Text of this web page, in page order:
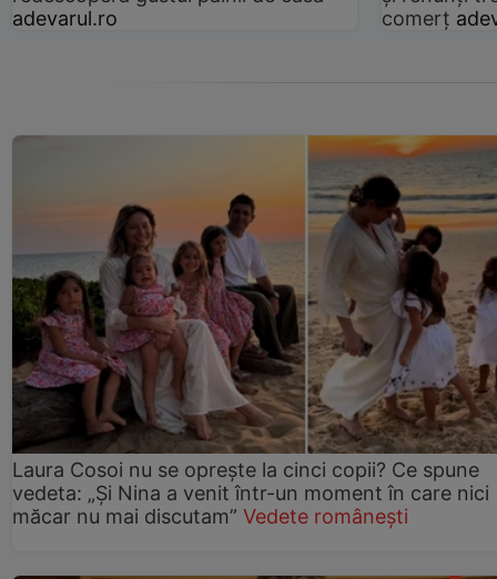
adevarul.ro
comerț
Laura Cosoi nu se oprește la cinci copii? Ce spune
vedeta: „Și Nina a venit într-un moment în care nici
măcar nu mai discutam” Vedete românești